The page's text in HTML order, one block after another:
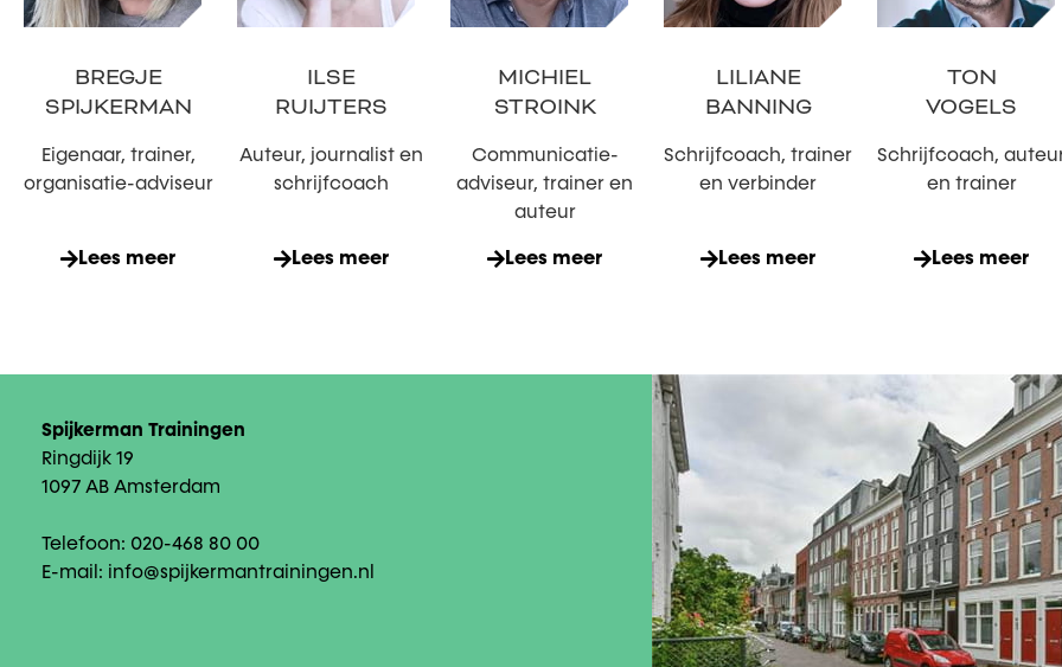
BREGJE
SPIJKERMAN
Eigenaar, trainer,
organisatie-adviseur
Lees meer
ILSE
RUIJTERS
Auteur, journalist en
schrijfcoach
Lees meer
MICHIEL
STROINK
Communicatie-
adviseur, trainer en
auteur
Lees meer
LILIANE
BANNING
Schrijfcoach, trainer
en verbinder
Lees meer
TON
VOGELS
Schrijfcoach,
en trainer
Lees meer
Spijkerman Trainingen
Ringdijk 19
1097 AB Amsterdam
Telefoon: 020-468 80 00
E-mail: info@spijkermantrainingen.nl